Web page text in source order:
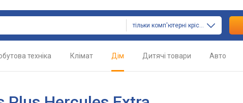
тільки комп'ютерні крісла
техніка Клімат Дім Дитячі товари Авто